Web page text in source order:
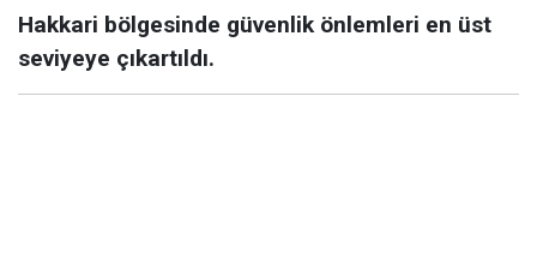
Hakkari bölgesinde güvenlik önlemleri en üst
seviyeye çıkartıldı.